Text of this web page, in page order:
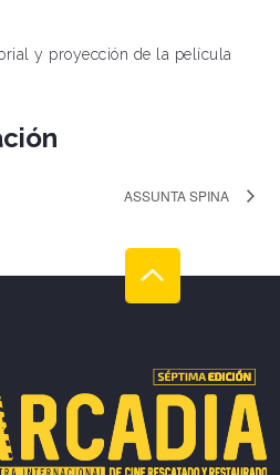
y proyección de la película
ASSUNTA SPINA